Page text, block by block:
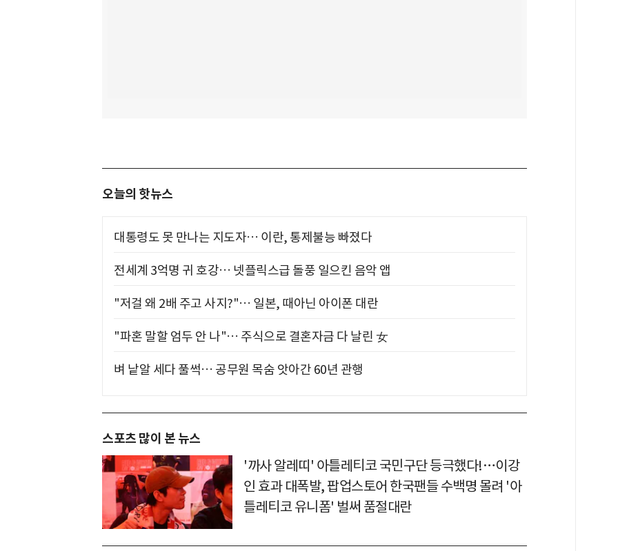
오늘의 핫뉴스
대통령도 못 만나는 지도자… 이란, 통제불능 빠졌다
전세계 3억명 귀 호강… 넷플릭스급 돌풍 일으킨 음악 앱
"저걸 왜 2배 주고 사지?"… 일본, 때아닌 아이폰 대란
"파혼 말할 엄두 안 나"… 주식으로 결혼자금 다 날린 女
벼 낱알 세다 풀썩… 공무원 목숨 앗아간 60년 관행
스포츠 많이 본 뉴스
'까사 알레띠' 아틀레티코 국민구단 등극했다!…이강
인 효과 대폭발, 팝업스토어 한국팬들 수백명 몰려 '아
틀레티코 유니폼' 벌써 품절대란